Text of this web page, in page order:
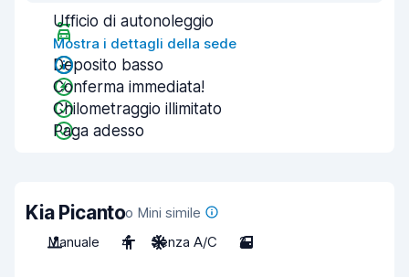
Ufficio di autonoleggio
Mostra i dettagli della sede
Deposito basso
Conferma immediata!
Chilometraggio illimitato
Paga adesso
Kia Picantoo Mini simile
Manuale
4 Senza A/C 2